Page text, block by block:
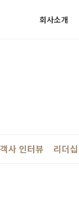
이 인사이트회사소개
사 인터뷰 리더십